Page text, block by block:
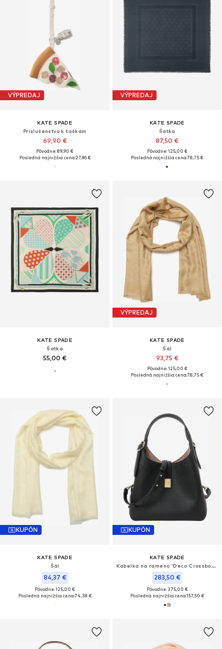
VÝPREDAJ
KATE SPADE
Príslušenstvo k taškám
69,90 €
Pôvodne: 89,90 €
Posledná najnižšia cena:27,96 €
VÝPREDAJ
KATE SPADE
Šatka
87,50 €
Pôvodne: 125,00 €
Posledná najnižšia cena:78,75 €
KATE SPADE
Šatka
55,00 €
VÝPREDAJ
KATE SPADE
Šál
93,75 €
Pôvodne: 125,00 €
Posledná najnižšia cena:78,75 €
KUPÓN
KATE SPADE
Šál
84,37 €
Pôvodne: 125,00 €
Posledná najnižšia cena:74,38 €
KUPÓN
KATE SPADE
Kabelka na rameno 'Deco Crossbody Tote Bag'
283,50 €
Pôvodne: 375,00 €
Posledná najnižšia cena:157,50 €